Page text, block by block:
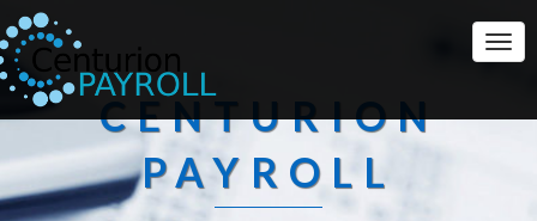
CENTURION
PAYROLL